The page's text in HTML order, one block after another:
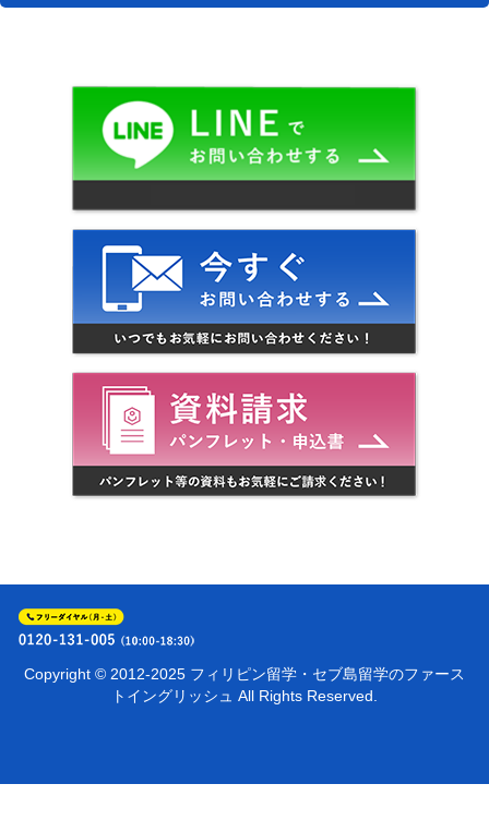
Copyright © 2012-2025 フィリピン留学・セブ島留学のファース
トイングリッシュ All Rights Reserved.